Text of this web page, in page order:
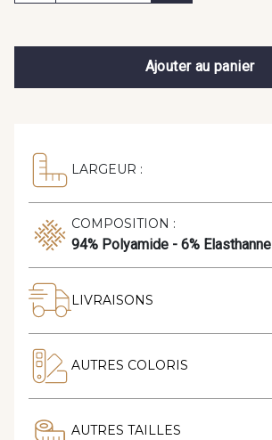
Ajouter au panier
LARGEUR :
COMPOSITION :
94% Polyamide - 6% Elasthanne
LIVRAISONS
AUTRES COLORIS
AUTRES TAILLES